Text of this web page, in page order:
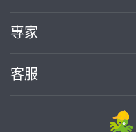
專家
客服